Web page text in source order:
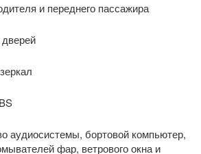
и переднего пассажира
аудиосистемы, бортовой компьютер,
фар, ветрового окна и